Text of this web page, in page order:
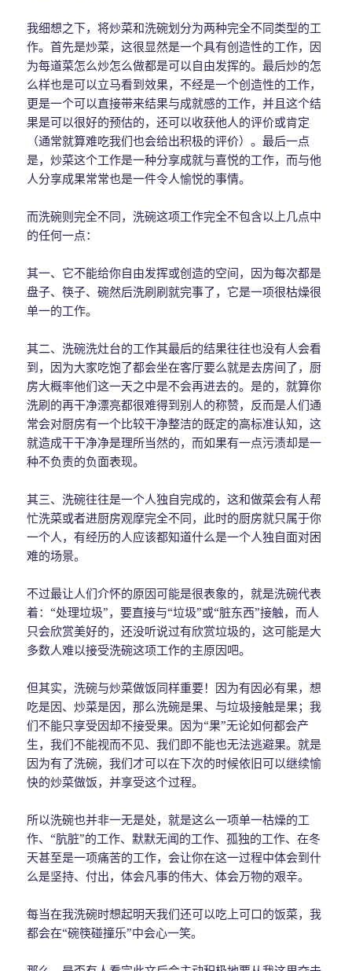
我细想之下，将炒菜和洗碗划分为两种完全不同类型的工
作。首先是炒菜，这很显然是一个具有创造性的工作，因
为每道菜怎么炒怎么做都是可以自由发挥的。最后炒的怎
么样也是可以立马看到效果，不经是一个创造性的工作，
更是一个可以直接带来结果与成就感的工作，并且这个结
果是可以很好的预估的，还可以收获他人的评价或肯定
（通常就算难吃我们也会给出积极的评价）。最后一点
是，炒菜这个工作是一种分享成就与喜悦的工作，而与他
人分享成果常常也是一件令人愉悦的事情。
而洗碗则完全不同，洗碗这项工作完全不包含以上几点中
的任何一点：
其一、它不能给你自由发挥或创造的空间，因为每次都是
盘子、筷子、碗然后洗刷刷就完事了，它是一项很枯燥很
单一的工作。
其二、洗碗洗灶台的工作其最后的结果往往也没有人会看
到，因为大家吃饱了都会坐在客厅要么就是去房间了，厨
房大概率他们这一天之中是不会再进去的。是的，就算你
洗刷的再干净漂亮都很难得到别人的称赞，反而是人们通
常会对厨房有一个比较干净整洁的既定的高标准认知，这
就造成干干净净是理所当然的，而如果有一点污渍却是一
种不负责的负面表现。
其三、洗碗往往是一个人独自完成的，这和做菜会有人帮
忙洗菜或者进厨房观摩完全不同，此时的厨房就只属于你
一个人，有经历的人应该都知道什么是一个人独自面对困
难的场景。
不过最让人们介怀的原因可能是很表象的，就是洗碗代表
着：“处理垃圾”，要直接与“垃圾”或“脏东西”接触，而人
只会欣赏美好的，还没听说过有欣赏垃圾的，这可能是大
多数人难以接受洗碗这项工作的主原因吧。
但其实，洗碗与炒菜做饭同样重要！因为有因必有果，想
吃是因、炒菜是因，那么洗碗是果、与垃圾接触是果；我
们不能只享受因却不接受果。因为“果”无论如何都会产
生，我们不能视而不见、我们即不能也无法逃避果。就是
因为有了洗碗，我们才可以在下次的时候依旧可以继续愉
快的炒菜做饭，并享受这个过程。
所以洗碗也并非一无是处，就是这么一项单一枯燥的工
作、“肮脏”的工作、默默无闻的工作、孤独的工作、在冬
天甚至是一项痛苦的工作，会让你在这一过程中体会到什
么是坚持、付出，体会凡事的伟大、体会万物的艰辛。
每当在我洗碗时想起明天我们还可以吃上可口的饭菜，我
都会在“碗筷碰撞乐”中会心一笑。